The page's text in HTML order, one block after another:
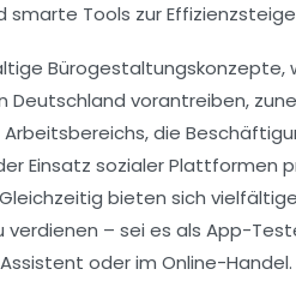
smarte Tools zur
Bürogestaltungskonzepte,
Deutschland vorantreiben,
Arbeitsbereichs, die
Einsatz sozialer Plattformen
bieten sich
verdienen – sei es als App-
oder im Online-Handel.